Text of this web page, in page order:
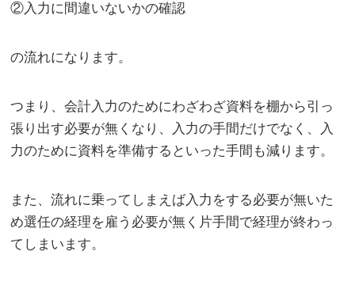
②入力に間違いないかの確認
の流れになります。
つまり、会計入力のためにわざわざ資料を棚から引っ
張り出す必要が無くなり、入力の手間だけでなく、入
力のために資料を準備するといった手間も減ります。
また、流れに乗ってしまえば入力をする必要が無いた
め選任の経理を雇う必要が無く片手間で経理が終わっ
てしまいます。